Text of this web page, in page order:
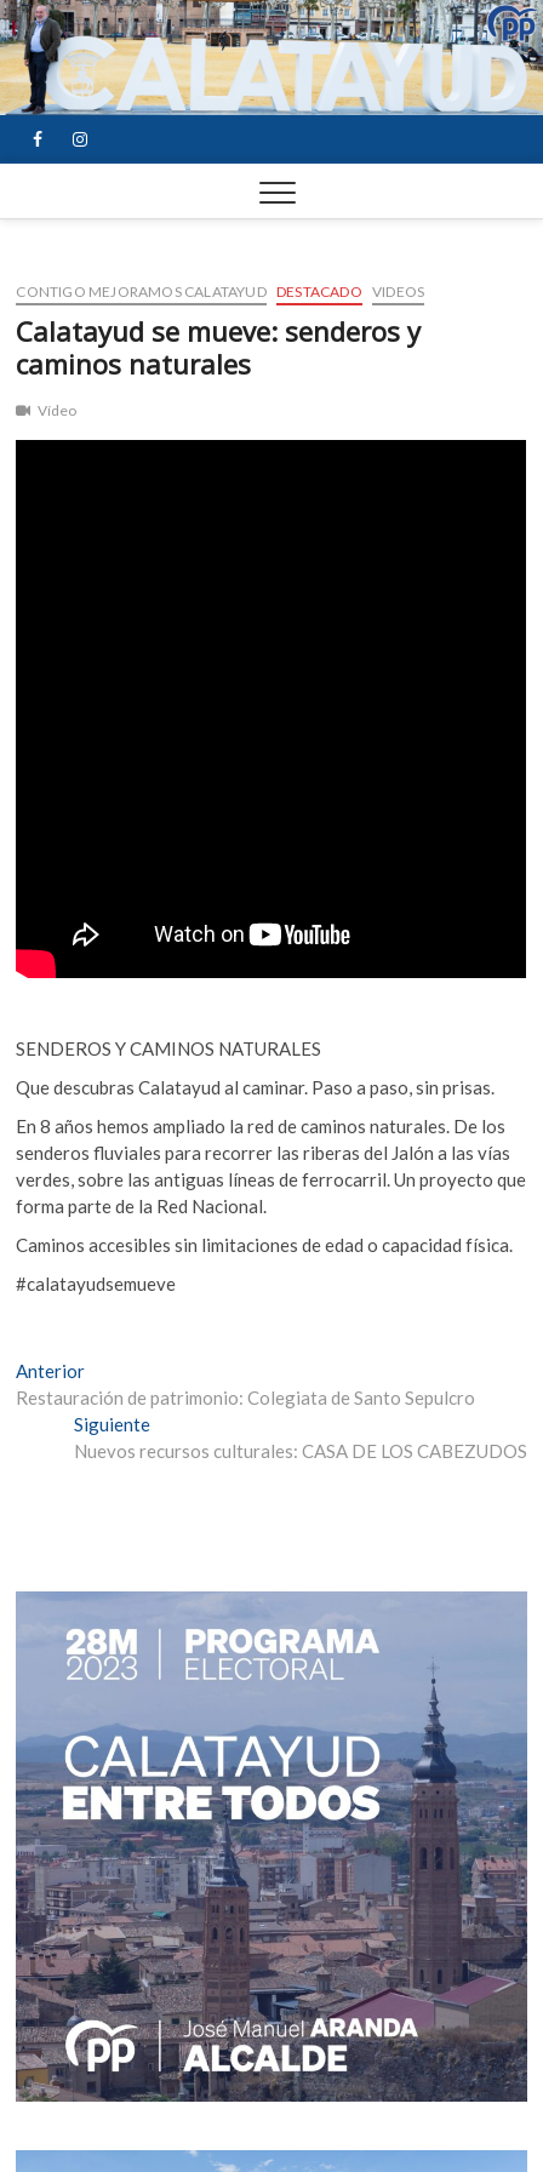
FACEBOOK
YOUTUBE
INSTAGRAM
CONTIGO MEJORAMOS CALATAYUD DESTACADO VIDEOS
Calatayud se mueve: senderos y
caminos naturales
Vídeo
SENDEROS Y CAMINOS NATURALES
Que descubras Calatayud al caminar. Paso a paso, sin prisas.
En 8 años hemos ampliado la red de caminos naturales. De los
senderos fluviales para recorrer las riberas del Jalón a las vías
verdes, sobre las antiguas líneas de ferrocarril. Un proyecto que
forma parte de la Red Nacional.
Caminos accesibles sin limitaciones de edad o capacidad física.
#calatayudsemueve
Navegación
de
entradas
AnteriorEntrada
anterior:
Restauración de patrimonio: Colegiata de Santo Sepulcro
SiguienteEntrada
siguiente:
Nuevos recursos culturales: CASA DE LOS CABEZUDOS